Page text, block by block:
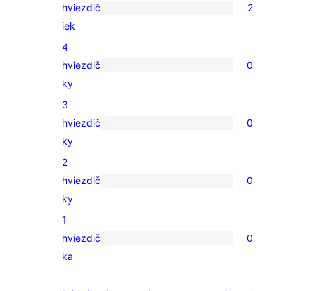
2
recenzie
s
5-
hviezdičkovým
hodnotením
hviezdič
iek
2
0
recenzií
s
4-
hviezdičkovým
hodnotením
4
hviezdič
ky
0
0
recenzií
s
3-
hviezdičkovým
hodnotením
3
hviezdič
ky
0
0
recenzií
s
2-
hviezdičkovým
2
hviezdič
ky
0
0
recenzií
1
hviezdič
ka
0